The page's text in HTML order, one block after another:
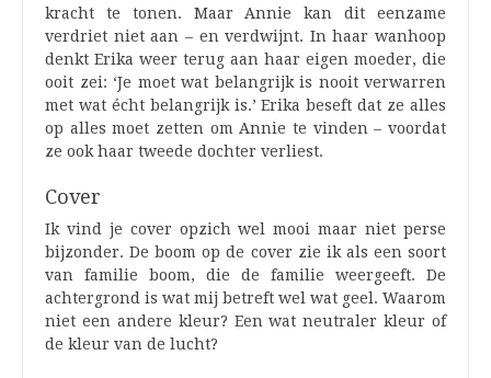
kracht te tonen. Maar Annie kan dit eenzame
verdriet niet aan – en verdwijnt. In haar wanhoop
denkt Erika weer terug aan haar eigen moeder, die
ooit zei: ‘Je moet wat belangrijk is nooit verwarren
met wat écht belangrijk is.’ Erika beseft dat ze alles
op alles moet zetten om Annie te vinden – voordat
ze ook haar tweede dochter verliest.
Cover
Ik vind je cover opzich wel mooi maar niet perse
bijzonder. De boom op de cover zie ik als een soort
van familie boom, die de familie weergeeft. De
achtergrond is wat mij betreft wel wat geel. Waarom
niet een andere kleur? Een wat neutraler kleur of
de kleur van de lucht?